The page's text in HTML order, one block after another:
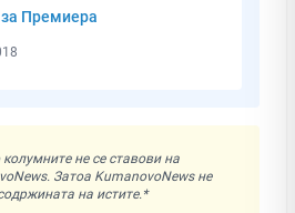
Премиера
не се ставови на
Затоа KumanovoNews не
на истите.*